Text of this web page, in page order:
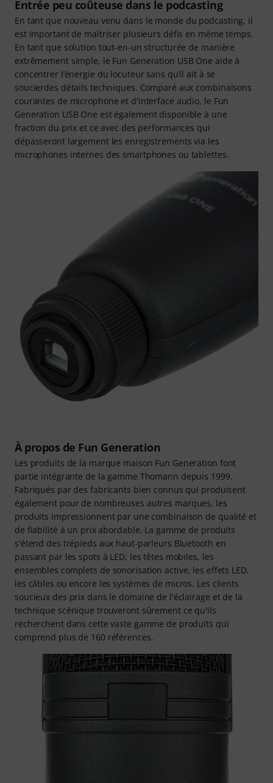
Entrée peu coûteuse dans le podcasting
En tant que nouveau venu dans le monde du podcasting, il
est important de maîtriser plusieurs défis en même temps.
En tant que solution tout-en-un structurée de manière
extrêmement simple, le Fun Generation USB One aide à
concentrer l’énergie du locuteur sans qu’il ait à se
soucierdes détails techniques. Comparé aux combinaisons
courantes de microphone et d'interface audio, le Fun
Generation USB One est également disponible à une
fraction du prix et ce avec des performances qui
dépasseront largement les enregistrements via les
microphones internes des smartphones ou tablettes.
À propos de Fun Generation
Les produits de la marque maison Fun Generation font
partie intégrante de la gamme Thomann depuis 1999.
Fabriqués par des fabricants bien connus qui produisent
également pour de nombreuses autres marques, les
produits impressionnent par une combinaison de qualité et
de fiabilité à un prix abordable. La gamme de produits
s'étend des trépieds aux haut-parleurs Bluetooth en
passant par les spots à LED, les têtes mobiles, les
ensembles complets de sonorisation active, les effets LED,
les câbles ou encore les systèmes de micros. Les clients
soucieux des prix dans le domaine de l'éclairage et de la
technique scénique trouveront sûrement ce qu'ils
recherchent dans cette vaste gamme de produits qui
comprend plus de 160 références.